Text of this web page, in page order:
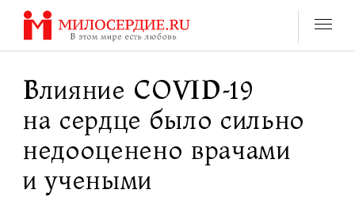
Перейти
содержанию
Влияние COVID-19
на сердце было сильно
недооценено врачами
и учеными